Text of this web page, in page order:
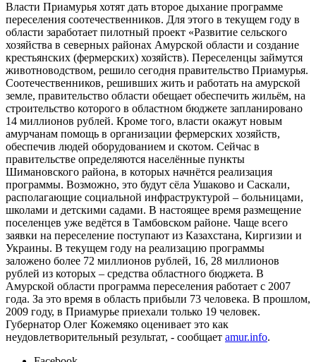
Власти Приамурья хотят дать второе дыхание программе
переселения соотечественников. Для этого в текущем году в
области заработает пилотный проект «Развитие сельского
хозяйства в северных районах Амурской области и создание
крестьянских (фермерских) хозяйств). Переселенцы займутся
животноводством, решило сегодня правительство Приамурья.
Соотечественников, решивших жить и работать на амурской
земле, правительство области обещает обеспечить жильём, на
строительство которого в областном бюджете запланировано
14 миллионов рублей. Кроме того, власти окажут новым
амурчанам помощь в организации фермерских хозяйств,
обеспечив людей оборудованием и скотом. Сейчас в
правительстве определяются населённые пункты
Шимановского района, в которых начнётся реализация
программы. Возможно, это будут сёла Ушаково и Саскали,
располагающие социальной инфраструктурой – больницами,
школами и детскими садами. В настоящее время размещение
поселенцев уже ведётся в Тамбовском районе. Чаще всего
заявки на переселение поступают из Казахстана, Киргизии и
Украины. В текущем году на реализацию программы
заложено более 72 миллионов рублей, 16, 28 миллионов
рублей из которых – средства областного бюджета. В
Амурской области программа переселения работает с 2007
года. За это время в область прибыли 73 человека. В прошлом,
2009 году, в Приамурье приехали только 19 человек.
Губернатор Олег Кожемяко оценивает это как
неудовлетворительный результат, - сообщает amur.info.